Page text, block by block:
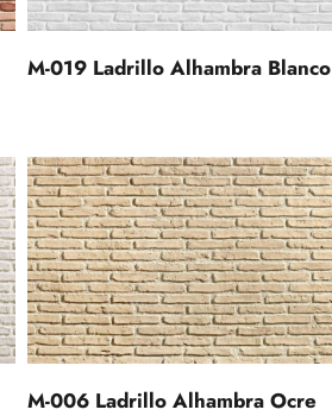
M-019 Ladrillo Alhambra Blanco
M-006 Ladrillo Alhambra Ocre